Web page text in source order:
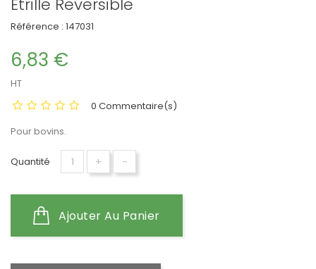
Étrille Reversible
Référence : 147031
6,83 €
HT
0 Commentaire(s)
Pour bovins.
Quantité + -
Ajouter Au Panier